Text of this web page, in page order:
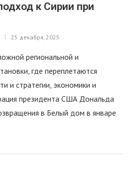
к Сирии при
25 декабря, 2025
региональной и
где переплетаются
и стратегии, экономики и
президента США Дональда
в Белый дом в январе